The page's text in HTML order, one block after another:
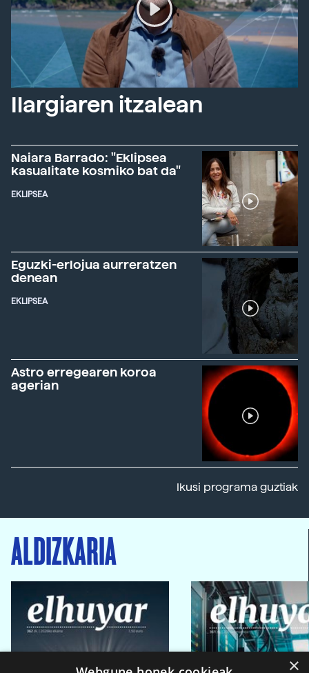
Ilargiaren itzalean
Naiara Barrado: "Eklipsea
kasualitate kosmiko bat da"
EKLIPSEA
Eguzki-erlojua aurreratzen
denean
EKLIPSEA
Astro erregearen koroa
agerian
Ikusi programa guztiak
ALDIZKARIA
×